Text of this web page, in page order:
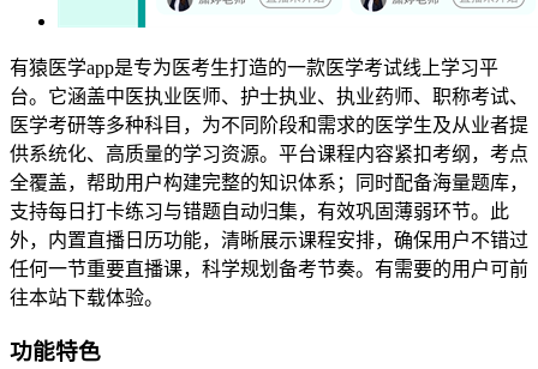
有猿医学app是专为医考生打造的一款医学考试线上学习平
台。它涵盖中医执业医师、护士执业、执业药师、职称考试、
医学考研等多种科目，为不同阶段和需求的医学生及从业者提
供系统化、高质量的学习资源。平台课程内容紧扣考纲，考点
全覆盖，帮助用户构建完整的知识体系；同时配备海量题库，
支持每日打卡练习与错题自动归集，有效巩固薄弱环节。此
外，内置直播日历功能，清晰展示课程安排，确保用户不错过
任何一节重要直播课，科学规划备考节奏。有需要的用户可前
往本站下载体验。
功能特色